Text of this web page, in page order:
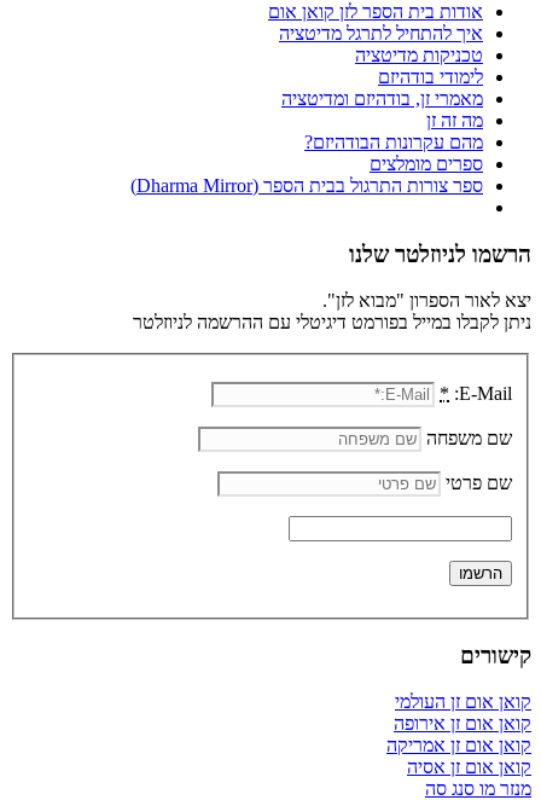
אודות בית הספר לזן קואן אום
איך להתחיל לתרגל מדיטציה
טכניקות מדיטציה
לימודי בודהיזם
מאמרי זן, בודהיזם ומדיטציה
מה זה זן
מהם עקרונות הבודהיזם?
ספרים מומלצים
ספר צורות התרגול בבית הספר (Dharma Mirror)
הרשמו לניוזלטר שלנו
יצא לאור הספרון "מבוא לזן".
ניתן לקבלו במייל בפורמט דיגיטלי עם ההרשמה לניוזלטר
E-Mail:
*
שם משפחה
שם פרטי
קישורים
קואן אום זן העולמי
קואן אום זן אירופה
קואן אום זן אמריקה
קואן אום זן אסיה
מנזר מו סנג סה